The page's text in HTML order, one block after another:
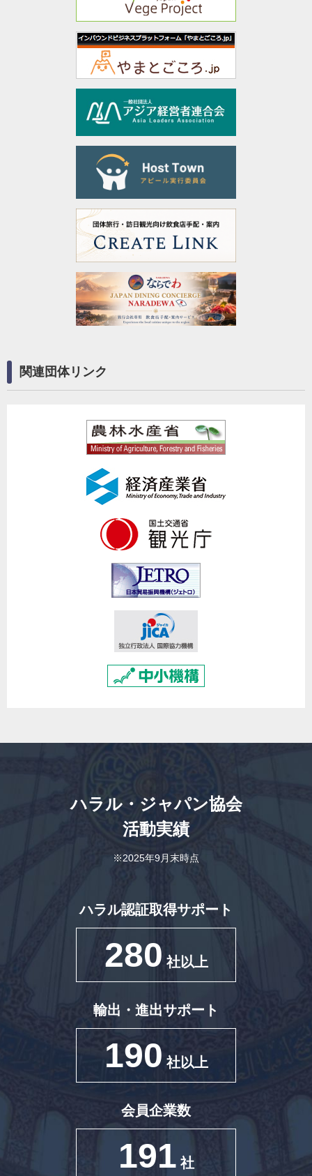
関連団体リンク
ハラル・ジャパン協会
活動実績
※2025年9月末時点
ハラル認証取得サポート
280 社以上
輸出・進出サポート
190 社以上
会員企業数
191 社